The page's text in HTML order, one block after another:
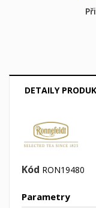
DETAILY
Kód RON19480
Parametry
Musíte být